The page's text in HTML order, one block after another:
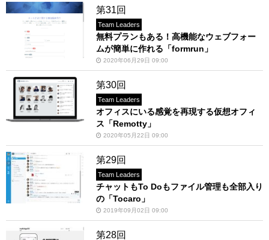
第31回
Team Leaders
無料プランもある！高機能なウェブフォー
ムが簡単に作れる「formrun」
2020年06月29日 09:00
第30回
Team Leaders
オフィスにいる感覚を再現する仮想オフィ
ス「Remotty」
2020年05月22日 09:00
第29回
Team Leaders
チャットもTo Doもファイル管理も全部入り
の「Tocaro」
2019年09月02日 09:00
第28回